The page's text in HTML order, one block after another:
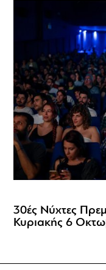
30ές Νύχτες
Κυριακής 6